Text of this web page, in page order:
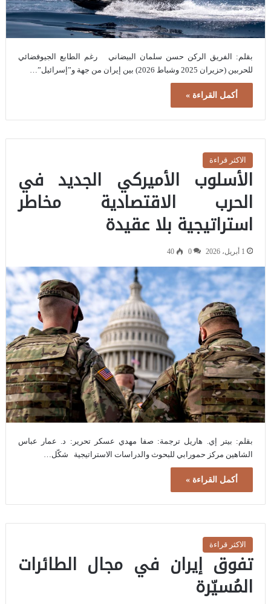
بقلم: الفريق الركن حسن سلمان البيضاني رغم الطابع الجيوفضائي
للحربين (حزيران 2025 وشباط 2026) بين إيران من جهة و”إسرائيل”…
أكمل القراءة »
الاكثر قراءة
الأسلوب الأميركي الجديد في
الحرب الاقتصادية مخاطر
استراتيجية بلا عقيدة
1 أبريل، 2026 0
40
بقلم: بيتر إي. هاريل ترجمة: صفا مهدي عسكر تحرير: د. عمار عباس
الشاهين مركز حمورابي للبحوث والدراسات الاستراتيجية شكّل…
أكمل القراءة »
الاكثر قراءة
تفوق إيران في مجال الطائرات
المُسيّرة